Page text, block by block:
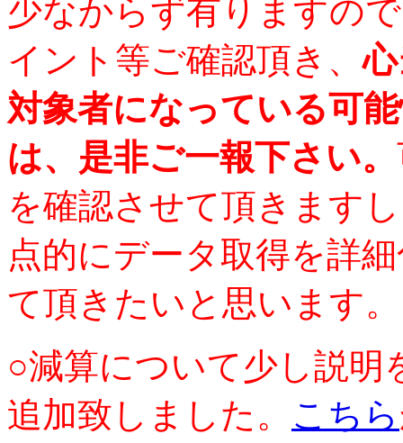
少なからず有りますの
イント等ご確認頂き、
対象者になっている可
は、是非ご一報下さい。
を確認させて頂きます
点的にデータ取得を詳
て頂きたいと思います。
○減算について少し説明
追加致しました。 こちら